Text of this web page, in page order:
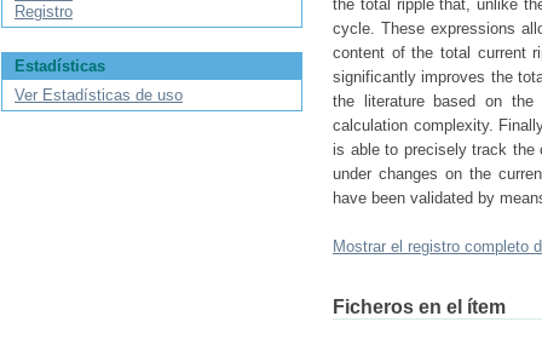
the total ripple that, unlike
cycle. These expressions
content of the total current
significantly improves the
the literature based on the
calculation complexity.
is able to precisely track the
under changes on the
have been validated by
Mostrar el registro completo
Ficheros en el ítem
Registro
Estadísticas
Ver Estadísticas de uso